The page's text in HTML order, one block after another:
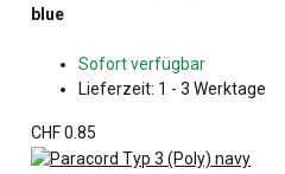
blue
Sofort verfügbar
Lieferzeit: 1 - 3 Werktage
CHF 0.85